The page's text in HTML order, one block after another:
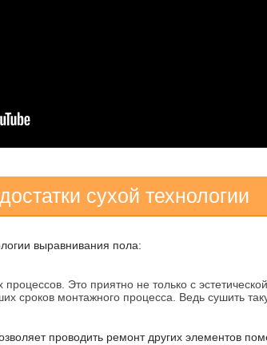
сухой технологии
выравнивания пола:
Это приятно не только с
сроков монтажного процесса. Ведь сушить
проводить ремонт других элементов